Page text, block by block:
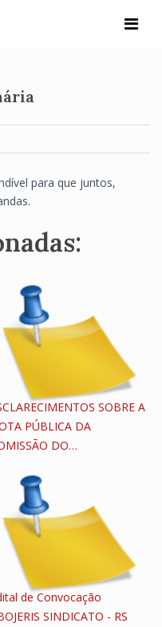
para que juntos,
SOBRE A
PÚBLICA DA
DO…
de Convocação
SINDICATO - RS